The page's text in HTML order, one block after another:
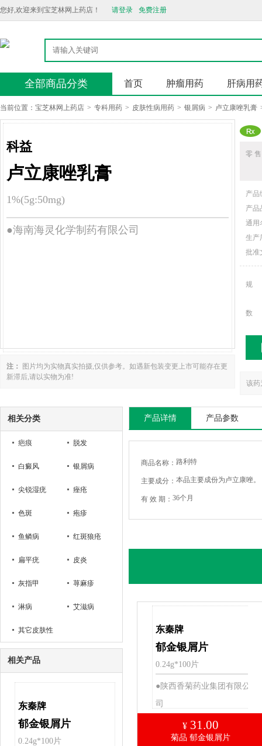
您好,欢迎来到宝芝林网上药店！ 请登录 免费注册
全部商品分类 首页 肿瘤用药 肝病用
当前位置： 宝芝林网上药店 > 专科用药 > 皮肤性病用药 > 银屑病 > 卢立康唑乳膏
科益
卢立康唑乳膏
1%(5g:50mg)
●海南海灵化学制药有限公司
注：
图片均为实物真实拍摄,仅供参考。如遇新包装变更上市可能存在更
新滞后,请以实物为准!
零
产品
产品
通用
生产
批准
规
数
该药
相关分类
疤痕 脱发
白癜风 银屑病
尖锐湿疣 痤疮
色斑 疱疹
鱼鳞病 红斑狼疮
扁平疣 皮炎
灰指甲 荨麻疹
淋病 艾滋病
其它皮肤性
病
相关产品
东秦牌
郁金银屑片
0.24g*100片
产品详情 产品参数
商品名称： 路利特
主要成分： 本品主要成份为卢立康唑。
有 效 期： 36个月
东秦牌
郁金银屑片
0.24g*100片
●陕西香菊药业集团有限公
司
¥ 31.00
菊品 郁金银屑片